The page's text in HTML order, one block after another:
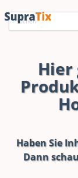
Hier
Haben Sie
Dann